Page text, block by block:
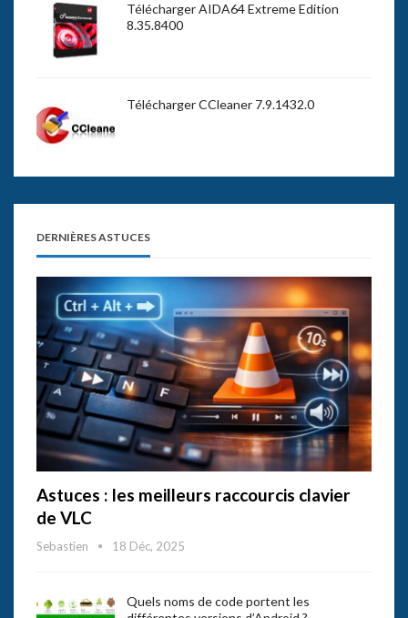
Télécharger AIDA64 Extreme Edition
8.35.8400
Télécharger CCleaner 7.9.1432.0
DERNIÈRES ASTUCES
Astuces : les meilleurs raccourcis clavier
de VLC
Sebastien 18 Déc, 2025
Quels noms de code portent les